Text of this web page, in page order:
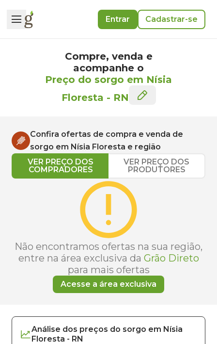
Entrar Cadastrar-se
Compre, venda e
acompanhe o
Preço do sorgo em Nísia
Floresta - RN
Confira ofertas de compra e venda de
sorgo em Nísia Floresta e região
VER PREÇO DOS
COMPRADORES
VER PREÇO DOS
PRODUTORES
Não encontramos ofertas na sua região,
entre na área exclusiva da Grão Direto
para mais ofertas
Acesse a área exclusiva
Análise dos preços do sorgo em Nísia
Floresta - RN